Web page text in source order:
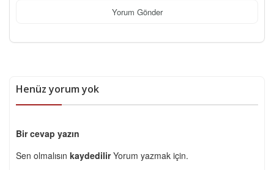
Yorum Gönder
Henüz yorum yok
Bir cevap yazın
Sen olmalısın kaydedilirYorum yazmak için.